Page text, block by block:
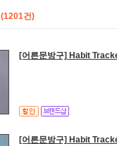
(1201건)
[어른문방구] Habit
[어른문방구] Habit